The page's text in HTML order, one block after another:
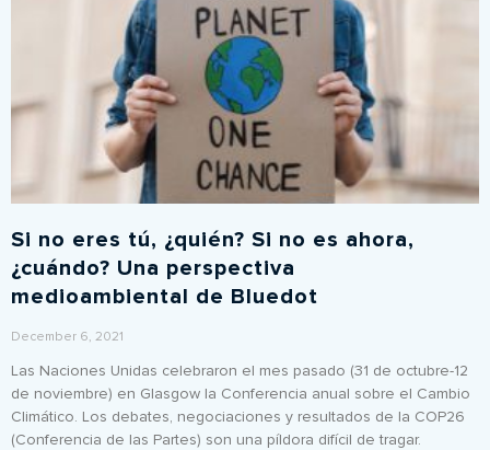
Si no eres tú, ¿quién? Si no es ahora,
¿cuándo? Una perspectiva
medioambiental de Bluedot
December 6, 2021
Las Naciones Unidas celebraron el mes pasado (31 de octubre-12
de noviembre) en Glasgow la Conferencia anual sobre el Cambio
Climático. Los debates, negociaciones y resultados de la COP26
(Conferencia de las Partes) son una píldora difícil de tragar.